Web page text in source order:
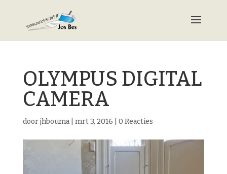
OLYMPUS DIGITAL
CAMERA
doorjhbouma| mrt 3, 2016 0 Reacties